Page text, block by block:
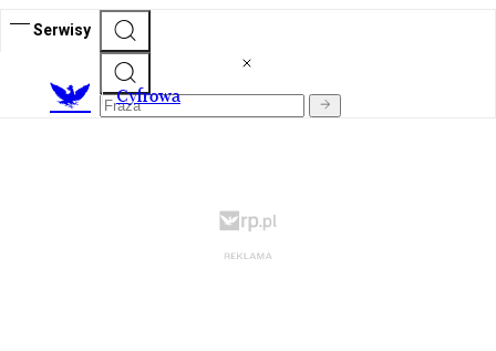
Serwisy
Cyfrowa